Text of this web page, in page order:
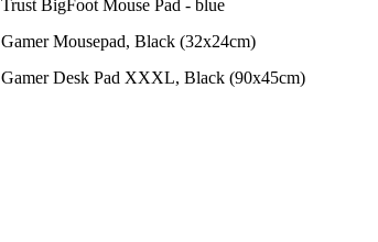
Trust BigFoot Mouse Pad - blue
Gamer Mousepad, Black (32x24cm)
Gamer Desk Pad XXXL, Black (90x45cm)